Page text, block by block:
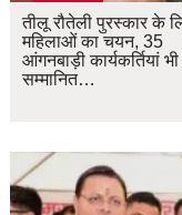
तीलू रौतेली पुरस्कार के
महिलाओं का चयन, 35
आंगनबाड़ी कार्यकर्तियां भी
सम्मानित…